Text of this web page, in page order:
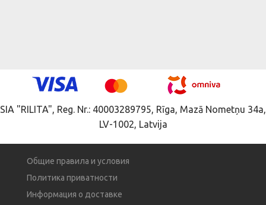
SIA "RILITA", Reg. Nr.: 40003289795, Rīga, Mazā Nometņu 34a,
LV-1002, Latvija
Общие правила и условия
Политика приватности
Информация о доставке